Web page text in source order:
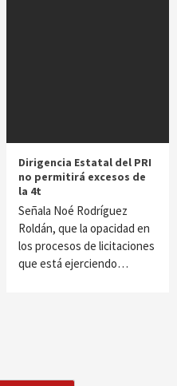
Dirigencia Estatal del PRI
no permitirá excesos de
la 4t
Señala Noé Rodríguez
Roldán, que la opacidad en
los procesos de licitaciones
que está ejerciendo…